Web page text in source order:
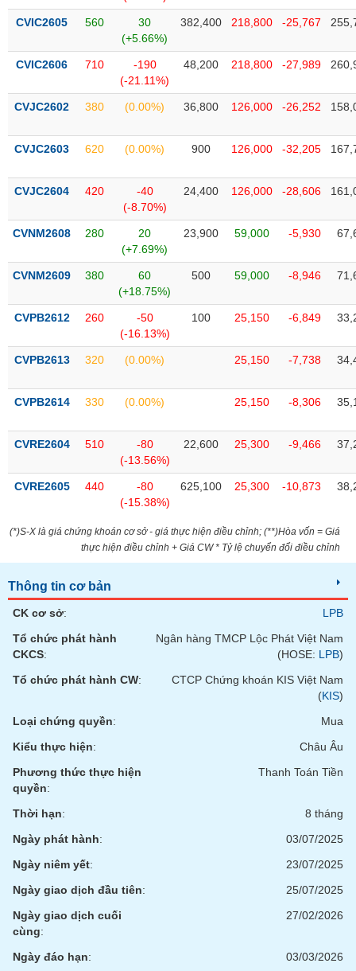
CVIC2605 560
30
(+5.66%)
382,400 218,800 -25,767
CVIC2606 710
-190
(-21.11%)
48,200 218,800 -27,989
CVJC2602 380 (0.00%) 36,800 126,000 -26,252
CVJC2603 620 (0.00%) 900 126,000 -32,205
CVJC2604 420
-40
(-8.70%)
24,400 126,000 -28,606
CVNM2608 280
20
(+7.69%)
23,900 59,000 -5,930
CVNM2609 380
60
(+18.75%)
500 59,000 -8,946
CVPB2612 260
-50
(-16.13%)
100 25,150 -6,849
CVPB2613 320 (0.00%) 25,150 -7,738
CVPB2614 330 (0.00%) 25,150 -8,306
CVRE2604 510
-80
(-13.56%)
22,600 25,300 -9,466
CVRE2605 440
-80
(-15.38%)
625,100 25,300 -10,873
(*)S-X là giá chứng khoán cơ sở - giá thực hiện điều chỉnh; (**)Hòa vốn = Giá
thực hiện điều chỉnh + Giá CW * Tỷ lệ chuyển đổi điều chỉnh
Thông tin cơ bản
CK cơ sở:
LPB
Tổ chức phát hành
CKCS:
Ngân hàng TMCP Lộc Phát Việt Nam
(HOSE: LPB)
Tổ chức phát hành CW:
CTCP Chứng khoán KIS Việt Nam
(KIS)
Loại chứng quyền:
Mua
Kiểu thực hiện:
Châu Âu
Phương thức thực hiện
quyền:
Thanh Toán Tiền
Thời hạn:
8 tháng
Ngày phát hành:
03/07/2025
Ngày niêm yết:
23/07/2025
Ngày giao dịch đầu tiên:
25/07/2025
Ngày giao dịch cuối
cùng:
27/02/2026
Ngày đáo hạn: 03/03/2026
(-)
Dịch
vụ
Đào
tạo
Sách
chính
thông
tài
Dữ
liệu
tài
chính